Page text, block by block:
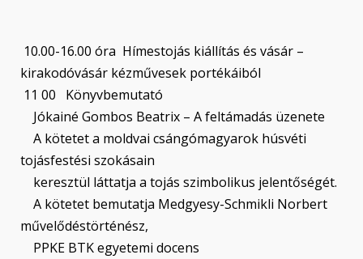
10.00-16.00 óra Hímestojás kiállítás és vásár –
kirakodóvásár kézművesek portékáiból
11 00 Könyvbemutató
Jókainé Gombos Beatrix – A feltámadás üzenete
A kötetet a moldvai csángómagyarok húsvéti
tojásfestési szokásain
keresztül láttatja a tojás szimbolikus jelentőségét.
A kötetet bemutatja Medgyesy-Schmikli Norbert
művelődéstörténész,
PPKE BTK egyetemi docens